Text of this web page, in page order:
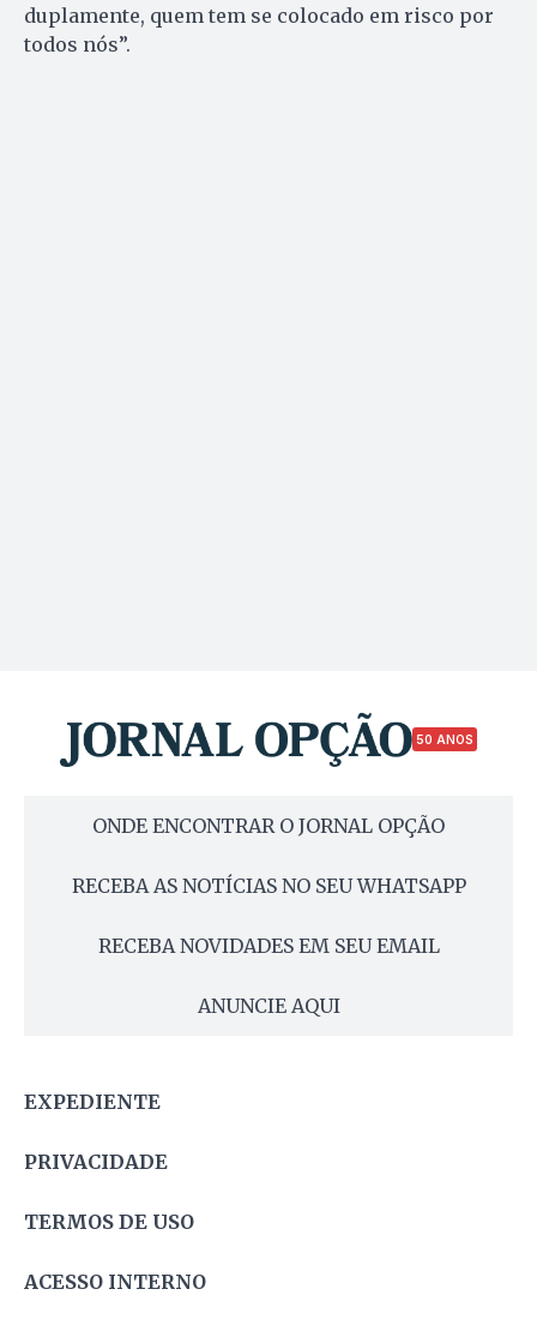
duplamente, quem tem se colocado em risco por
todos nós”.
50 ANOS
ONDE ENCONTRAR O JORNAL OPÇÃO
RECEBA AS NOTÍCIAS NO SEU WHATSAPP
RECEBA NOVIDADES EM SEU EMAIL
ANUNCIE AQUI
EXPEDIENTE
PRIVACIDADE
TERMOS DE USO
ACESSO INTERNO